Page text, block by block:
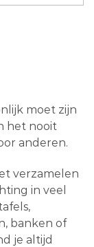
moet zijn
het nooit
anderen.
verzamelen
in veel
banken of
je altijd